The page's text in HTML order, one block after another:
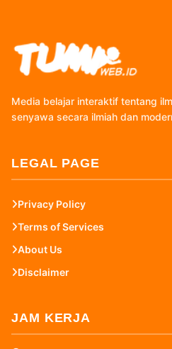
Media belajar interaktif tentang
senyawa secara ilmiah dan
LEGAL PAGE
Privacy Policy
Terms of Services
About Us
Disclaimer
JAM KERJA